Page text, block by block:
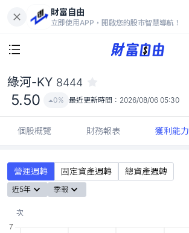
財富自由
立即使用APP，開啟您的股市智慧導航！
5.50
0%
綠河-KY 8444
5.50 0% 最近更新時間： 2026/08/06 05:30
個股概覽 財務報表 獲利能力
營運週轉 固定資產週轉 總資產週轉
近5年 季報